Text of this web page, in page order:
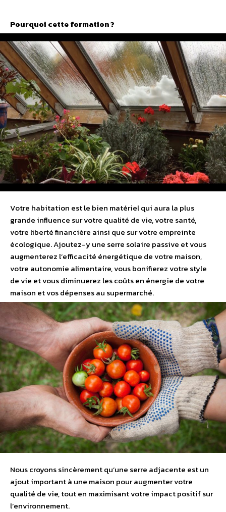
Pourquoi cette formation ?
Votre habitation est le bien matériel qui aura la plus
grande influence sur votre qualité de vie, votre santé,
votre liberté financière ainsi que sur votre empreinte
écologique. Ajoutez-y une serre solaire passive et vous
augmenterez l’efficacité énergétique de votre maison,
votre autonomie alimentaire, vous bonifierez votre style
de vie et vous diminuerez les coûts en énergie de votre
maison et vos dépenses au supermarché.
Nous croyons sincèrement qu’une serre adjacente est un
ajout important à une maison pour augmenter votre
qualité de vie, tout en maximisant votre impact positif sur
l’environnement.